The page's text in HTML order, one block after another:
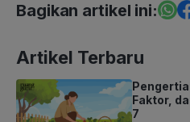
Bagikan artikel ini:
Artikel Terbaru
Faktor,
7